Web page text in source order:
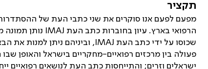
תקציר
מפעם לפעם אנו סוקרים את שני כתבי העת של
הרפואי בארץ. עיון בחוברות כתב העת IMAJ
נותן
שכוסו על ידי כתב העת IMAJ , וביניהם ניתן למנות את
פעולה בין מרכזים רפואיים-מחקריים בישראל והאופן
ישראלים וזרים; והתייחסות כתב העת לנושאים רפואיים